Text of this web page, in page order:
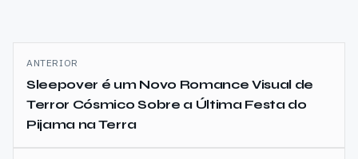
Navegação
de
artigos
ANTERIOR
Sleepover é um Novo Romance Visual de
Terror Cósmico Sobre a Última Festa do
Pijama na Terra